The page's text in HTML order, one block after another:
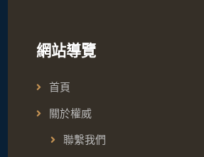
網站導覽
首頁
關於權威
聯繫我們